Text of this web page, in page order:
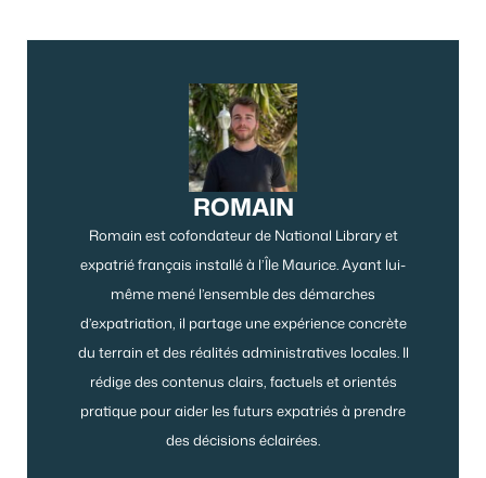
ROMAIN
Romain est cofondateur de National Library et
expatrié français installé à l’Île Maurice. Ayant lui-
même mené l’ensemble des démarches
d’expatriation, il partage une expérience concrète
du terrain et des réalités administratives locales. Il
rédige des contenus clairs, factuels et orientés
pratique pour aider les futurs expatriés à prendre
des décisions éclairées.